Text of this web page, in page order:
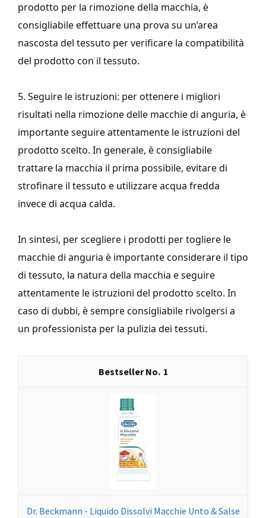
prodotto per la rimozione della macchia, è
consigliabile effettuare una prova su un’area
nascosta del tessuto per verificare la compatibilità
del prodotto con il tessuto.
5. Seguire le istruzioni: per ottenere i migliori
risultati nella rimozione delle macchie di anguria, è
importante seguire attentamente le istruzioni del
prodotto scelto. In generale, è consigliabile
trattare la macchia il prima possibile, evitare di
strofinare il tessuto e utilizzare acqua fredda
invece di acqua calda.
In sintesi, per scegliere i prodotti per togliere le
macchie di anguria è importante considerare il tipo
di tessuto, la natura della macchia e seguire
attentamente le istruzioni del prodotto scelto. In
caso di dubbi, è sempre consigliabile rivolgersi a
un professionista per la pulizia dei tessuti.
1
Dr. Beckmann - Liquido Dissolvi Macchie Unto & Salse